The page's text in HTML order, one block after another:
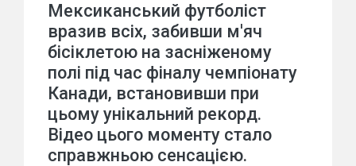
Мексиканський футболіст
вразив всіх, забивши м'яч
бісіклетою на засніженому
полі під час фіналу чемпіонату
Канади, встановивши при
цьому унікальний рекорд.
Відео цього моменту стало
справжньою сенсацією.